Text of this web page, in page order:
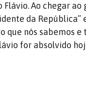
Ao chegar ao
da República”
que nós sabemos
for absolvido